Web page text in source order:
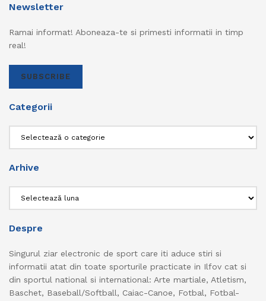
Newsletter
Ramai informat! Aboneaza-te si primesti informatii in timp
real!
SUBSCRIBE
Categorii
Arhive
Despre
Singurul ziar electronic de sport care iti aduce stiri si
informatii atat din toate sporturile practicate in Ilfov cat si
din sportul national si international: Arte martiale, Atletism,
Baschet, Baseball/Softball, Caiac-Canoe, Fotbal, Fotbal-